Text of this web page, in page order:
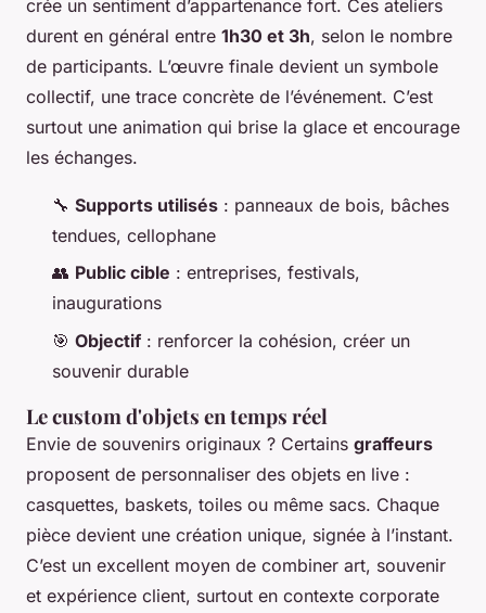
crée un sentiment d’appartenance fort. Ces ateliers
durent en général entre 1h30 et 3h, selon le nombre
de participants. L’œuvre finale devient un symbole
collectif, une trace concrète de l’événement. C’est
surtout une animation qui brise la glace et encourage
les échanges.
🔧 Supports utilisés : panneaux de bois, bâches
tendues, cellophane
👥 Public cible : entreprises, festivals,
inaugurations
🎯 Objectif : renforcer la cohésion, créer un
souvenir durable
Le custom d'objets en temps réel
Envie de souvenirs originaux ? Certains graffeurs
proposent de personnaliser des objets en live :
casquettes, baskets, toiles ou même sacs. Chaque
pièce devient une création unique, signée à l’instant.
C’est un excellent moyen de combiner art, souvenir
et expérience client, surtout en contexte corporate